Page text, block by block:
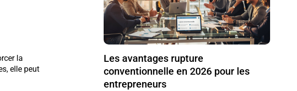
la
elle peut
Les avantages rupture
conventionnelle en 2026 pour les
entrepreneurs